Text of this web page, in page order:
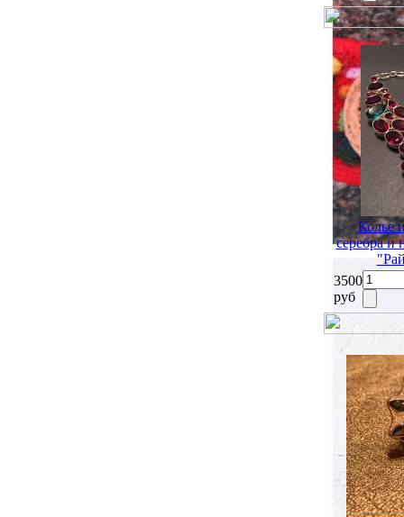
Колье
серебра и
3500
руб